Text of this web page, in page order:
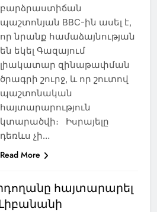
բարձրաստիճան
պաշտոնյան BBC-ին ասել է,
որ նրանք համաձայնության
են եկել Գազայում
լիակատար զինաթափման
ծրագրի շուրջ, և որ շուտով
պաշտոնական
հայտարարություն
կտարածվի։ Իսրայելը
դեռևս չի…
Read More
հայտարարել